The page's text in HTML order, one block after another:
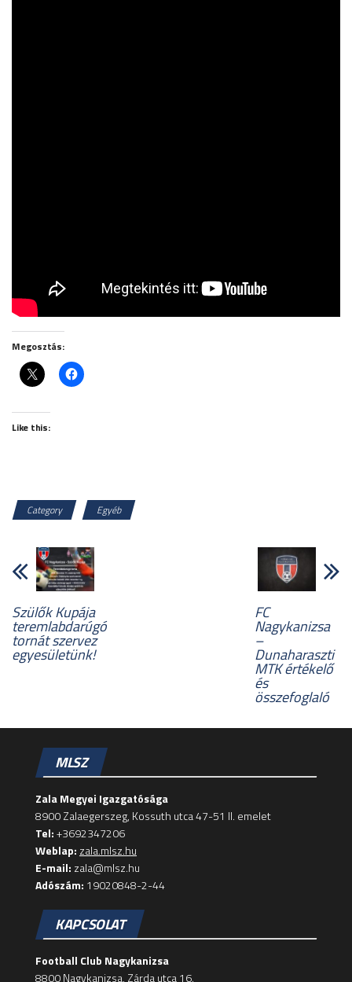
Megosztás:
Like this:
Category Egyéb
Szülők Kupája
teremlabdarúgó
tornát szervez
egyesületünk!
FC
Nagykanizsa
–
Dunaharaszti
MTK értékelő
és
összefoglaló
MLSZ
Zala Megyei Igazgatósága
8900 Zalaegerszeg, Kossuth utca 47-51 II. emelet
Tel:+3692347206
Weblap: zala.mlsz.hu
E-mail: zala@mlsz.hu
Adószám: 19020848-2-44
KAPCSOLAT
Football Club Nagykanizsa
8800 Nagykanizsa, Zárda utca 16.